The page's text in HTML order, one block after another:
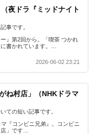
夜ドラ『ミッドナイト
事です。
』第2回から。「喫茶 つかれ
書かれています。…
2026-06-02 23:21
ね村店」（NHKドラマ
ての短い記事です。
『コンビニ兄弟』。コンビニ
」です…